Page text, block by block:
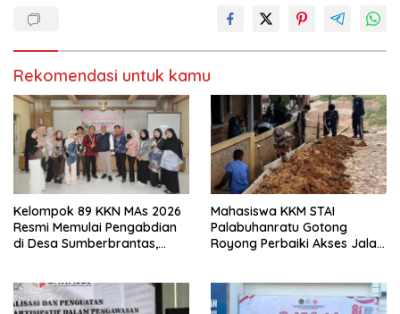
Rekomendasi untuk kamu
Kelompok 89 KKN MAs 2026
Resmi Memulai Pengabdian
di Desa Sumberbrantas,
Mahasiswa KKM STAI
Palabuhanratu Gotong
Royong Perbaiki Akses Jalan